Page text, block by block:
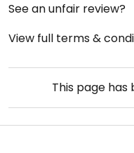
See an unfair review?
View full terms &
This page has